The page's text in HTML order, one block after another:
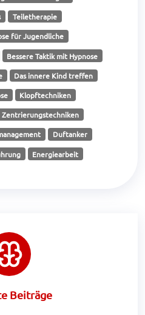
Teiletherapie
für Jugendliche
Bessere Taktik mit Hypnose
Das innere Kind treffen
Klopftechniken
Zentrierungstechniken
Duftanker
Energiearbeit
Beiträge